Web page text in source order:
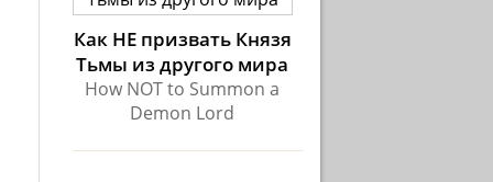
Как НЕ призвать Князя
Тьмы из другого мира
How NOT to Summon a
Demon Lord